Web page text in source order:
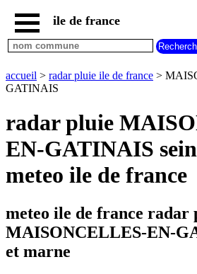
accueil
paris
communes
essonne
hauts
de
seine
seine
communes
seine
denis
ile de france
accueil > radar pluie ile de france >
GATINAIS
radar pluie
EN-GATINAIS
meteo ile de france
meteo ile de france radar
MAISONCELLES-EN-
et marne